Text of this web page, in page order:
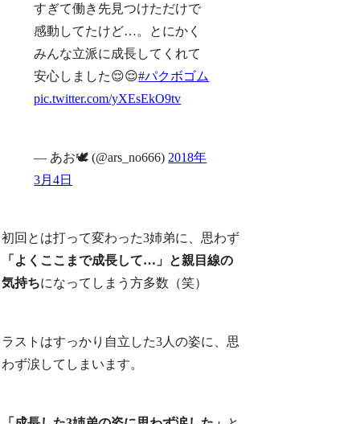
すぎて働き先見つけただけで
感動してたけど…。とにかく
みんな立派に成長してくれて
安心しました😌😌#パクボゴム
pic.twitter.com/yXEsEkO9tv
— あお🕊 (@ars_no666) 2018年
3月4日
初回とは打って変わった3姉弟に、思わず
「よくここまで成長して…」と親目線の
気持ちになってしまう方多数（笑）
ラストはすっかり自立した3人の姿に、思
わず涙してしまいます。